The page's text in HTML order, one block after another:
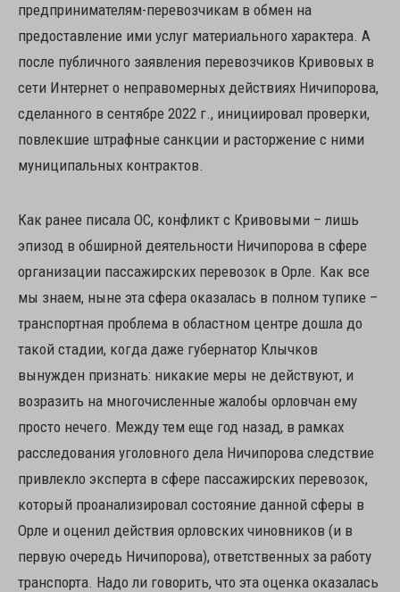
предпринимателям-перевозчикам в обмен на
предоставление ими услуг материального характера. А
после публичного заявления перевозчиков Кривовых в
сети Интернет о неправомерных действиях Ничипорова,
сделанного в сентябре 2022 г., инициировал проверки,
повлекшие штрафные санкции и расторжение с ними
муниципальных контрактов.
Как ранее писала ОС, конфликт с Кривовыми – лишь
эпизод в обширной деятельности Ничипорова в сфере
организации пассажирских перевозок в Орле. Как все
мы знаем, ныне эта сфера оказалась в полном тупике –
транспортная проблема в областном центре дошла до
такой стадии, когда даже губернатор Клычков
вынужден признать: никакие меры не действуют, и
возразить на многочисленные жалобы орловчан ему
просто нечего. Между тем еще год назад, в рамках
расследования уголовного дела Ничипорова следствие
привлекло эксперта в сфере пассажирских перевозок,
который проанализировал состояние данной сферы в
Орле и оценил действия орловских чиновников (и в
первую очередь Ничипорова), ответственных за работу
транспорта. Надо ли говорить, что эта оценка оказалась